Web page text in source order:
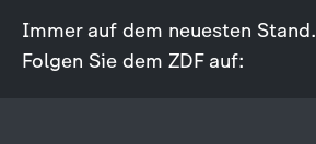
Immer auf dem neuesten Stand.
Folgen Sie dem ZDF auf: